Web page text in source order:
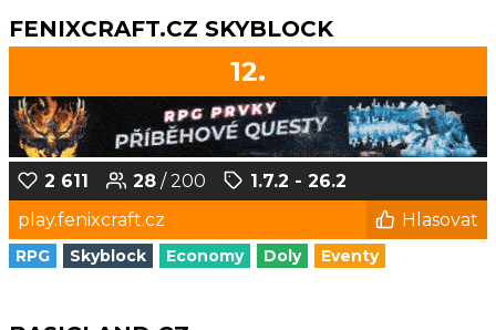
FENIXCRAFT.CZ SKYBLOCK
12.
2 611 28 / 200
1.7.2 - 26.2
play.fenixcraft.cz
Hlasovat
RPG Skyblock Economy Doly Eventy